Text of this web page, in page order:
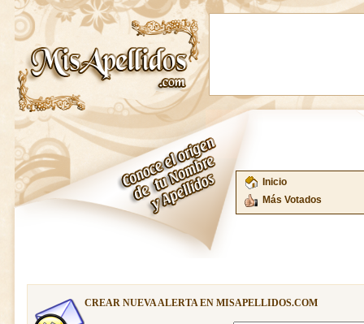
Inicio
Más Votados
CREAR NUEVA ALERTA EN MISAPELLIDOS.COM